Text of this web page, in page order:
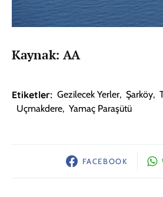
Kaynak: AA
Etiketler: Gezilecek Yerler, Şarköy,
Uçmakdere, Yamaç Paraşütü
FACEBOOK